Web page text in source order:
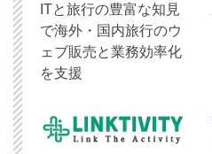
ITと旅行の豊富な知見
で海外・国内旅行のウ
ェブ販売と業務効率化
を支援